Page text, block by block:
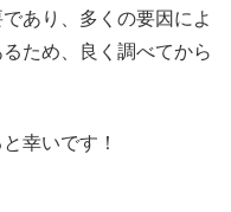
あり、多くの要因によ
ため、良く調べてから
幸いです！